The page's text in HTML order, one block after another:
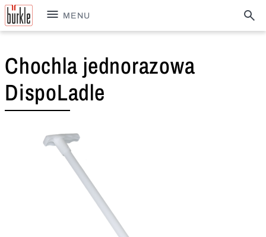
MENU
Chochla jednorazowa
DispoLadle